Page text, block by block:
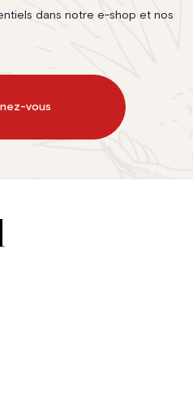
dans notre e-shop et nos
vous